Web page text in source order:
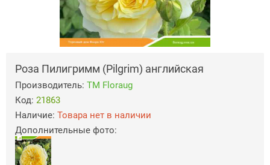
Роза Пилигримм (Pilgrim) английская
Производитель: ТМ Floraug
Код: 21863
Наличие: Товара нет в наличии
Дополнительные фото: